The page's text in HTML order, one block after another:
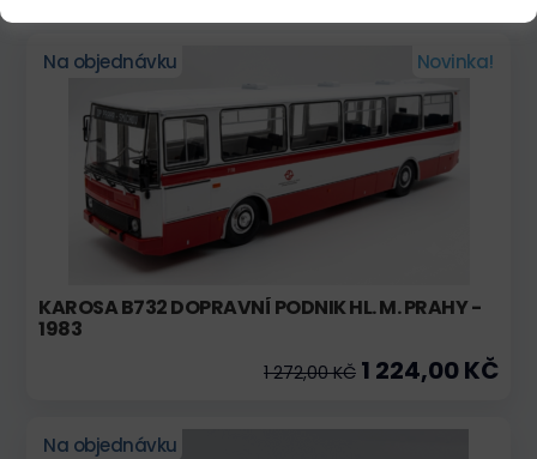
Na objednávku Novinka!
KAROSA B732 DOPRAVNÍ PODNIK HL. M. PRAHY -
1983
1 272,00 KČ 1 224,00 KČ
Na objednávku